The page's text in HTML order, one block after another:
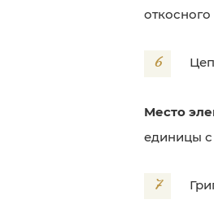
6
Место
единицы с
7